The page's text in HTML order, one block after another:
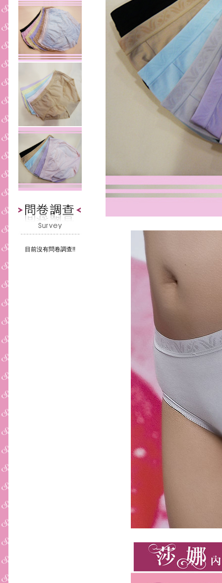
目前沒有問卷調查!!